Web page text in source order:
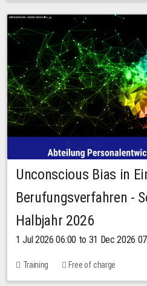
Unconscious Bias in
Berufungsverfahren -
Halbjahr 2026
1 Jul 2026 06:00 to 31 Dec 2026
Training Free of charge